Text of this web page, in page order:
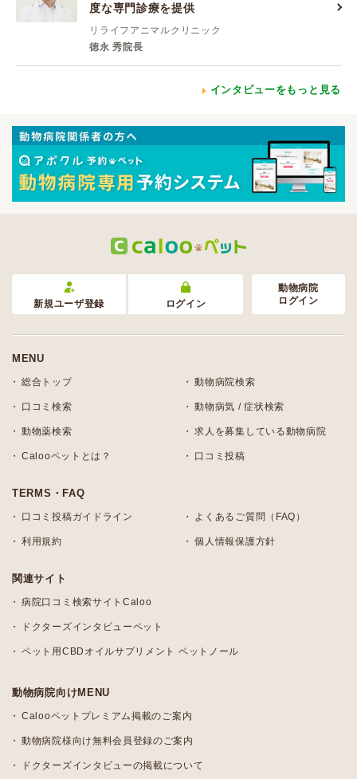
度な専門診療を提供
リライフアニマルクリニック
徳永 秀院長
インタビューをもっと見る
新規ユーザ登録 ログイン
動物病院
ログイン
MENU
総合トップ 動物病院検索
口コミ検索 動物病気 / 症状検索
動物薬検索 求人を募集している動物病院
Calooペットとは？ 口コミ投稿
TERMS・FAQ
口コミ投稿ガイドライン よくあるご質問（FAQ）
利用規約 個人情報保護方針
関連サイト
病院口コミ検索サイトCaloo
ドクターズインタビューペット
ペット用CBDオイルサプリメント ペットノール
動物病院向けMENU
Calooペットプレミアム掲載のご案内
動物病院様向け無料会員登録のご案内
ドクターズインタビューの掲載について